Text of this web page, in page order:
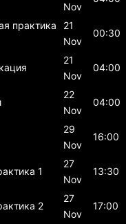
Nov
практика
21
Nov
00:30
21
Nov
04:00
22
Nov
04:00
29
Nov
16:00
1
27
Nov
13:30
2
27
Nov
17:00